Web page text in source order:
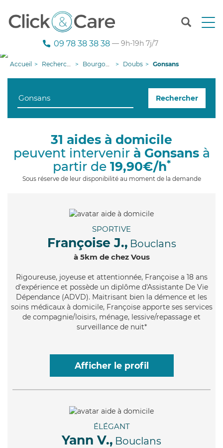
T
n
g
i
09 78 38 38 38 — 9h-19h 7j/7
Accueil Recherche aide à domicile Bourgogne-Franche-Comté Doubs Gonsans
Rechercher
31 aides à domicile
peuvent intervenir à Gonsansà
partir de 19,90€/h*
Sous réserve de leur disponibilité au moment de la demande
SPORTIVE
Françoise J., Bouclans
à 5km de chez Vous
Rigoureuse, joyeuse et attentionnée, Françoise a 18 ans
d'expérience et possède un diplôme d'Assistante De Vie
Dépendance (ADVD). Maitrisant bien la démence et les
soins médicaux à domicile, Françoise apporte ses services
de compagnie/loisirs, ménage, lessive/repassage et
surveillance de nuit*
Afficher le profil
ÉLÉGANT
Yann V., Bouclans